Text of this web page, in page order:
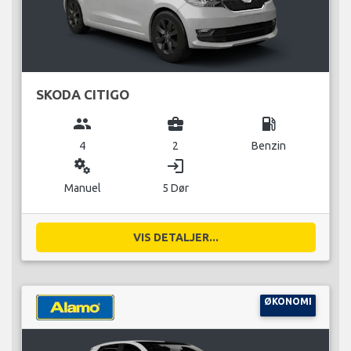
SKODA CITIGO
group
4
business_center
2
local_gas_station
Benzin
miscellaneous_services
Manuel
login
5 Dør
VIS DETALJER...
ØKONOMI